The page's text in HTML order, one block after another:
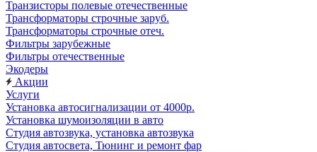
Транзисторы полевые отечественные
Трансформаторы строчные заруб.
Трансформаторы строчные отеч.
Фильтры зарубежные
Фильтры отечественные
Экодеры
Акции
Услуги
Установка автосигнализации от 4000р.
Установка шумоизоляции в авто
Студия автозвука, установка автозвука
Студия автосвета, Тюнинг и ремонт фар